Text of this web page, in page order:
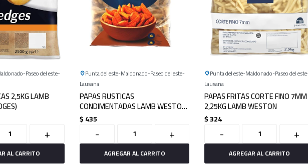
Paseo del este
2,5KG LAMB
+
Punta del este Maldonado Paseo del este
Lausana
PAPAS RUSTICAS
CONDIMENTADAS LAMB WESTON
2KG (WEDGES)
$435
- +
Punta del este Maldonado Paseo del este
Lausana
PAPAS FRITAS CORTE FINO 7MM
2,25KG LAMB WESTON
$324
- +